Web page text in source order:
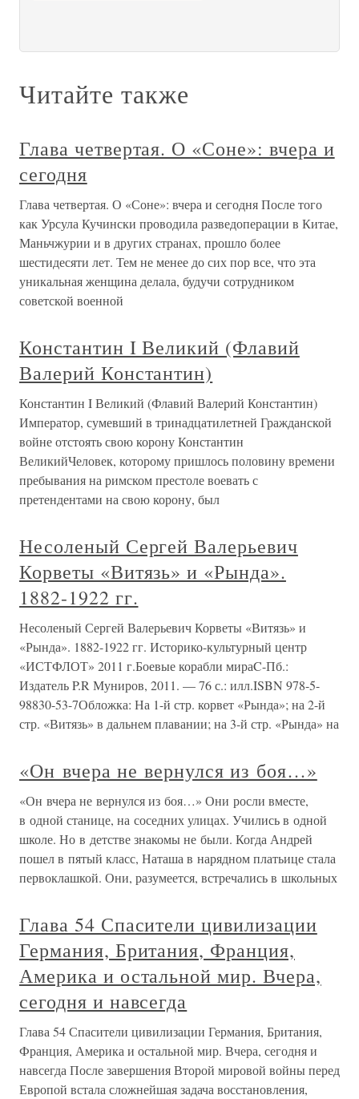
Читайте также
Глава четвертая. О «Соне»: вчера и
сегодня
Глава четвертая. О «Соне»: вчера и сегодня После того
как Урсула Кучински проводила разведоперации в Китае,
Маньчжурии и в других странах, прошло более
шестидесяти лет. Тем не менее до сих пор все, что эта
уникальная женщина делала, будучи сотрудником
советской военной
Константин I Великий (Флавий
Валерий Константин)
Константин I Великий (Флавий Валерий Константин)
Император, сумевший в тринадцатилетней Гражданской
войне отстоять свою корону Константин
ВеликийЧеловек, которому пришлось половину времени
пребывания на римском престоле воевать с
претендентами на свою корону, был
Несоленый Сергей Валерьевич
Корветы «Витязь» и «Рында».
1882-1922 гг.
Несоленый Сергей Валерьевич Корветы «Витязь» и
«Рында». 1882-1922 гг. Историко-культурный центр
«ИСТФЛОТ» 2011 г.Боевые корабли мираC-Пб.:
Издатель P.R Муниров, 2011. — 76 с.: илл.ISBN 978-5-
98830-53-7Обложка: На 1-й стр. корвет «Рында»; на 2-й
стр. «Витязь» в дальнем плавании; на 3-й стр. «Рында» на
«Он вчера не вернулся из боя…»
«Он вчера не вернулся из боя…» Они росли вместе,
в одной станице, на соседних улицах. Учились в одной
школе. Но в детстве знакомы не были. Когда Андрей
пошел в пятый класс, Наташа в нарядном платьице стала
первоклашкой. Они, разумеется, встречались в школьных
Глава 54 Спасители цивилизации
Германия, Британия, Франция,
Америка и остальной мир. Вчера,
сегодня и навсегда
Глава 54 Спасители цивилизации Германия, Британия,
Франция, Америка и остальной мир. Вчера, сегодня и
навсегда После завершения Второй мировой войны перед
Европой встала сложнейшая задача восстановления,